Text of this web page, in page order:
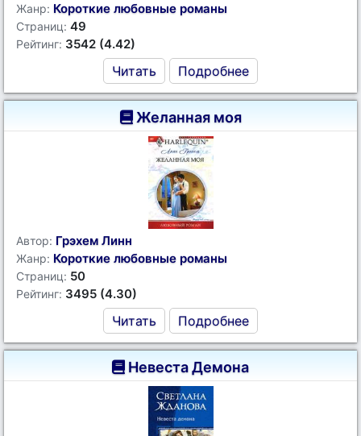
Жанр: Короткие любовные романы
Страниц: 49
Рейтинг: 3542 (4.42)
Читать Подробнее
Желанная моя
Автор: Грэхем Линн
Жанр: Короткие любовные романы
Страниц: 50
Рейтинг: 3495 (4.30)
Читать Подробнее
Невеста Демона